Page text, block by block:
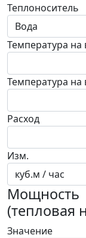
Теплоноситель
Температура на
Температура
Расход
Изм.
Мощность
(тепловая
Значение